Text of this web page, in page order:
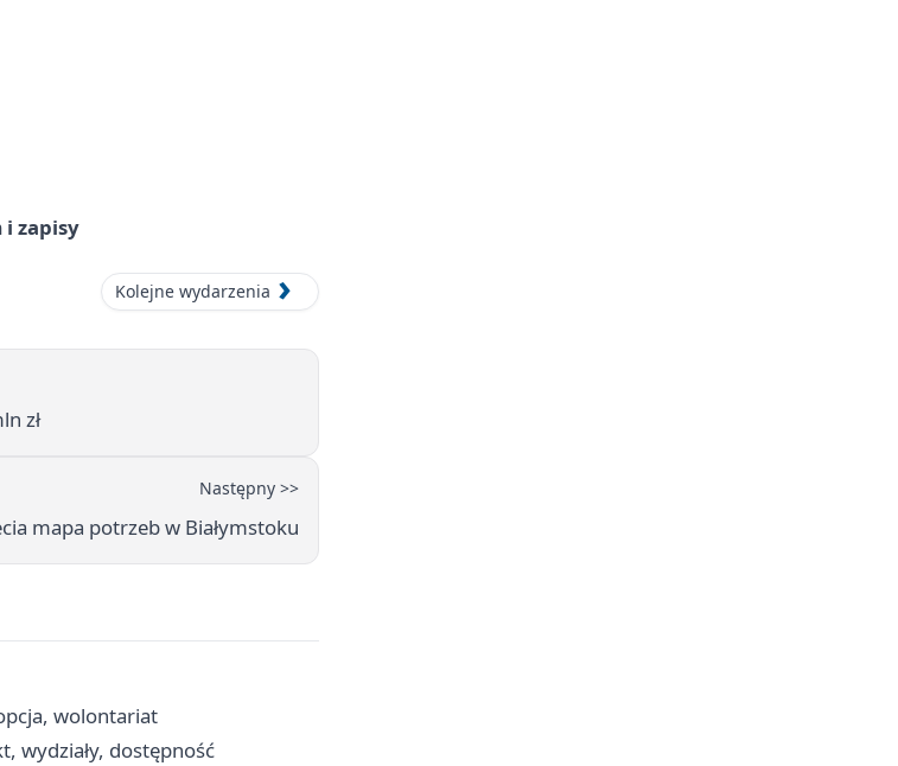
i zapisy
Kolejne wydarzenia
zł
Następny >>
mapa potrzeb w Białymstoku
wolontariat
wydziały, dostępność